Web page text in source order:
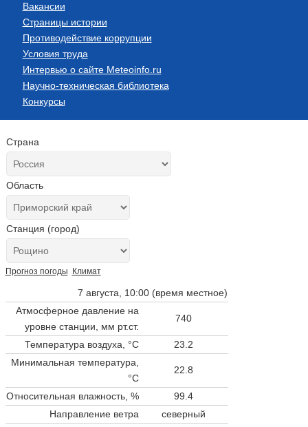
Вакансии
Страницы истории
Противодействие коррупции
Условия труда
Интервью о сайте Meteoinfo.ru
Научно-техническая библиотека
Конкурсы
Страна
Область
Станция (город)
Прогноз погоды Климат
7 августа, 10:00 (время местное)
Атмосферное давление на
уровне станции, мм рт.ст.
740
Температура воздуха, °C
23.2
Минимальная температура,
°C
22.8
Относительная влажность, %
99.4
Направление ветра
северный